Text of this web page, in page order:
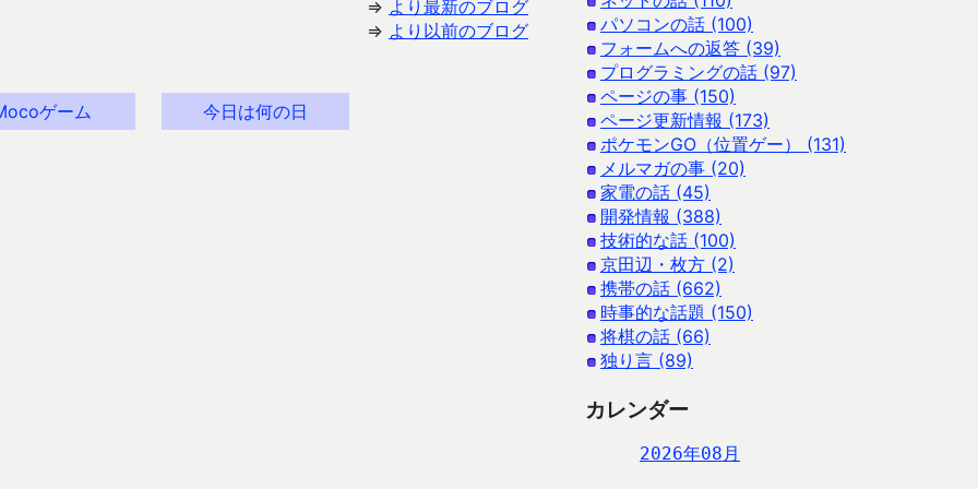
⇒ より最新のブログ
⇒ より以前のブログ
ゲーム 今日は何の日
パソコンの話 (100)
フォームへの返答 (39)
プログラミングの話 (97)
ページの事 (150)
ページ更新情報 (173)
ポケモンGO（位置ゲー） (131)
メルマガの事 (20)
家電の話 (45)
開発情報 (388)
技術的な話 (100)
京田辺・枚方 (2)
携帯の話 (662)
時事的な話題 (150)
将棋の話 (66)
独り言 (89)
カレンダー
2026年08月